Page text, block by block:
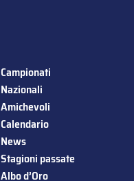
Campionati
Nazionali
Amichevoli
Calendario
News
Stagioni passate
Albo d’Oro